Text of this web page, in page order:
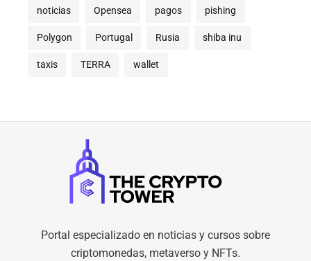
noticias Opensea pagos pishing
Polygon Portugal Rusia shiba inu
taxis TERRA wallet
Portal especializado en noticias y cursos sobre
criptomonedas, metaverso y NFTs.